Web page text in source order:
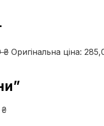
₴ Оригінальна ціна:
₴